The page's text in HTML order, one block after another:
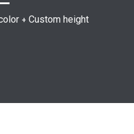
+ Custom height